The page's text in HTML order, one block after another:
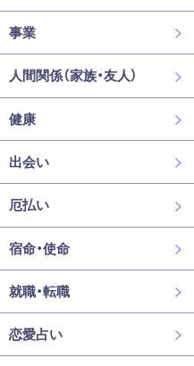
事業
人間関係（家族・友人）
健康
出会い
厄払い
宿命・使命
就職・転職
恋愛占い